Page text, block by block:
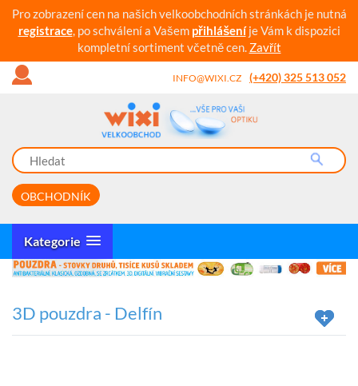
Pro zobrazení cen na našich velkoobchodních stránkách je nutná
registrace, po schválení a Vašem přihlášeníje Vám k dispozici
kompletní sortiment včetně cen. Zavřít
INFO@WIXI.CZ (+420) 325 513 052
OBCHODNÍK
Kategorie
3D pouzdra - Delfín